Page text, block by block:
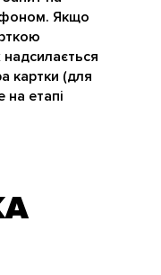
Якщо
картки (для
етапі